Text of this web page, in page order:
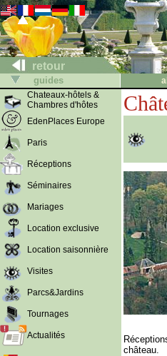
retour
guides
Chateaux-hôtels &
Chambres d'hôtes
EdenPlaces Europe
Paris
Réceptions
Séminaires
Mariages
Location exclusive
Location saisonnière
Visites
Parcs&Jardins
Tournages
Actualités
château.